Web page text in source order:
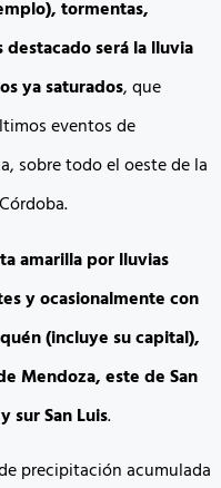
tormentas,
será la lluvia
ya saturados, que
eventos de
sobre todo el oeste de la
amarilla por lluvias
y ocasionalmente con
(incluye su capital),
Mendoza, este de San
sur San Luis.
precipitación acumulada